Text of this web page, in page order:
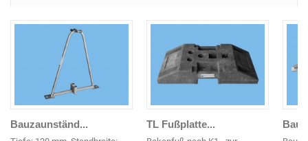
Bauzaunständ... TL Fußplatte...